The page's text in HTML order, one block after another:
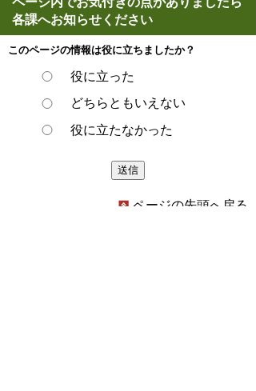
各課へお知らせください
このページの情報は役に立ちましたか？
役に立った
どちらともいえない
役に立たなかった
ページの先頭へ戻る